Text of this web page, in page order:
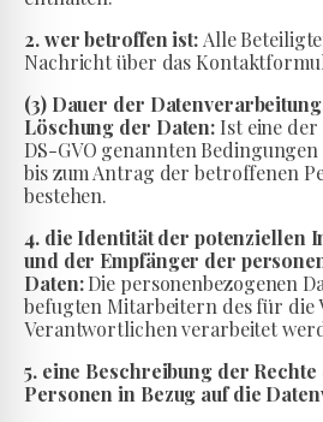
2. wer betroffen ist:Alle
Nachricht über das
(3) Dauer der
Löschung der Daten: Ist eine der
DS-GVO genannten
bis zum Antrag der betroffenen
bestehen.
4. die Identität der potenziellen
und der Empfänger der
Daten:Die personenbezogenen
befugten Mitarbeitern des für die
Verantwortlichen verarbeitet
5. eine Beschreibung der
Personen in Bezug auf die